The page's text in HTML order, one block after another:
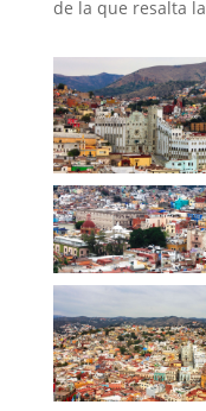
de la que resalta la